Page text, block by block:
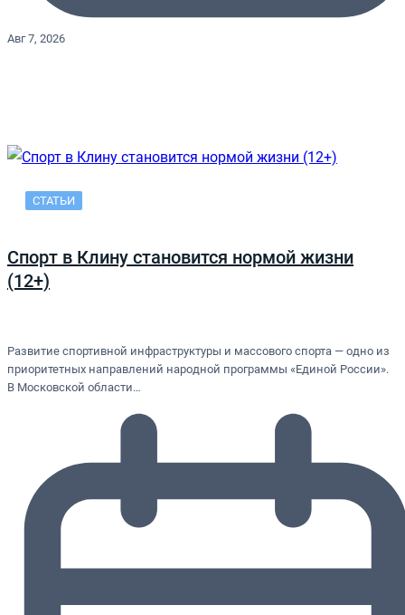
Авг 7, 2026
СТАТЬИ
Спорт в Клину становится нормой жизни
(12+)
Развитие спортивной инфраструктуры и массового спорта — одно из
приоритетных направлений народной программы «Единой России».
В Московской области…